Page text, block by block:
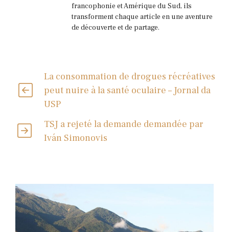
francophonie et Amérique du Sud, ils
transforment chaque article en une aventure
de découverte et de partage.
La consommation de drogues récréatives
peut nuire à la santé oculaire – Jornal da
USP
TSJ a rejeté la demande demandée par
Iván Simonovis